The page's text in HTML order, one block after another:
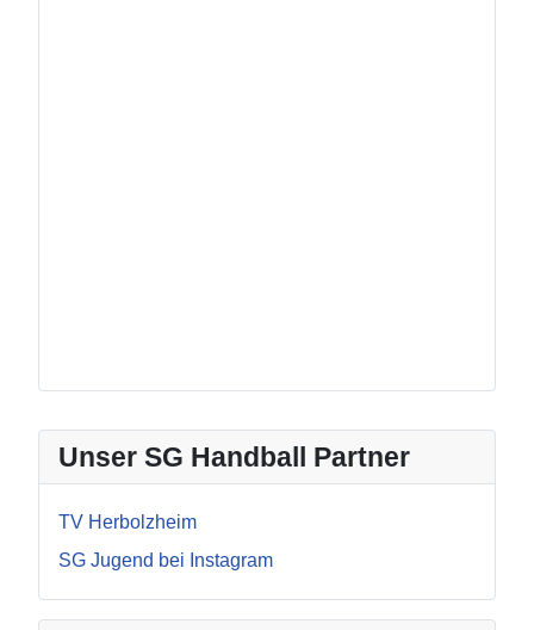
Unser SG Handball Partner
TV Herbolzheim
SG Jugend bei Instagram